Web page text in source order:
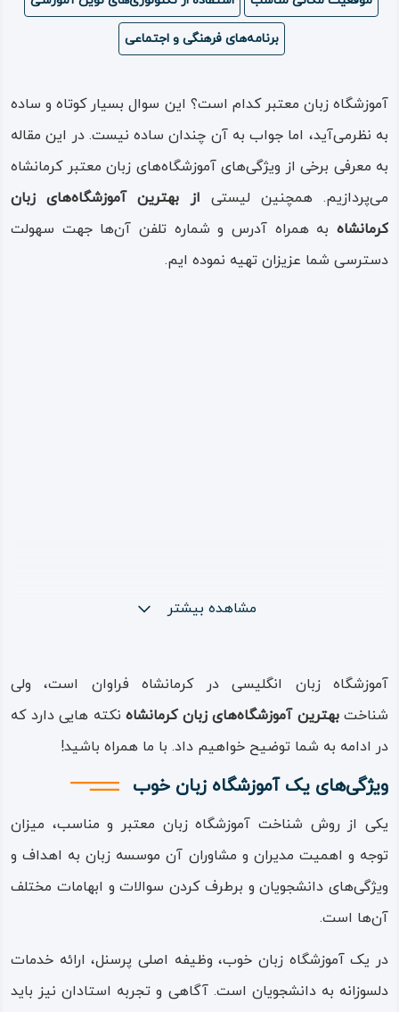
برنامه‌های فرهنگی و اجتماعی
آموزشگاه زبان معتبر کدام است؟ این سوال بسیار کوتاه و ساده
به نظر‌‌‌می‌‌آید، اما جواب به آن چندان ساده نیست‌‌. در این مقاله
به معرفی برخی از ویژگی‌‌های آموزشگاه‌‌های زبان معتبر کرمانشاه‌
‌‌‌‌می‌‌پردازیم‌‌. همچنین لیستی از بهترین آموزشگاه‌‌های زبان
کرمانشاه به همراه آدرس و شماره تلفن آن‌‌ها جهت سهولت
دسترسی شما عزیزان تهیه نموده ایم‌‌.
مشاهده بیشتر
آموزشگاه زبان انگلیسی در کرمانشاه فراوان است، ولی
شناختبهترین آموزشگاه‌‌های زبان کرمانشاه نکته هایی دارد که
در ادامه به شما توضیح خواهیم داد‌‌. با ما همراه باشید!
ویژگی‌های یک آموزشگاه زبان خوب
یکی از روش شناخت آموزشگاه زبان معتبر و مناسب، ‌‌‌میزان
توجه و اهمیت مدیران و مشاوران آن موسسه زبان به اهداف و
ویژگی‌‌های دانشجویان و برطرف کردن سوالات و ابهامات مختلف
آن‌ها است‌‌.
در یک آموزشگاه زبان خوب، وظیفه اصلی پرسنل، ارائه خدمات
دلسوزانه به دانشجویان است‌‌. آگاهی و تجربه استادان نیز باید